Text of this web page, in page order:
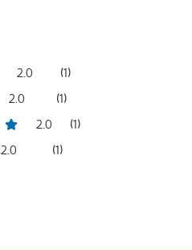
2.0 (1)
2.0 (1)
2.0 (1)
2.0 (1)